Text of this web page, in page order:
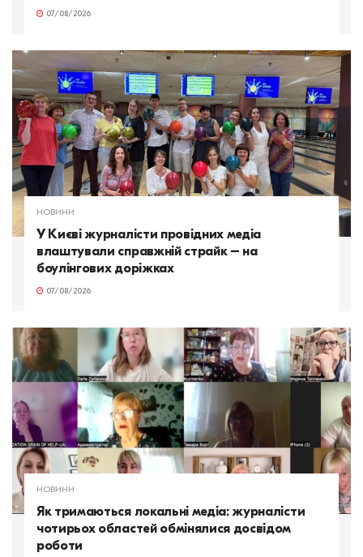
07/08/2026
НОВИНИ
У Києві журналісти провідних медіа
влаштували справжній страйк – на
боулінгових доріжках
07/08/2026
НОВИНИ
Як тримаються локальні медіа: журналісти
чотирьох областей обмінялися досвідом
роботи